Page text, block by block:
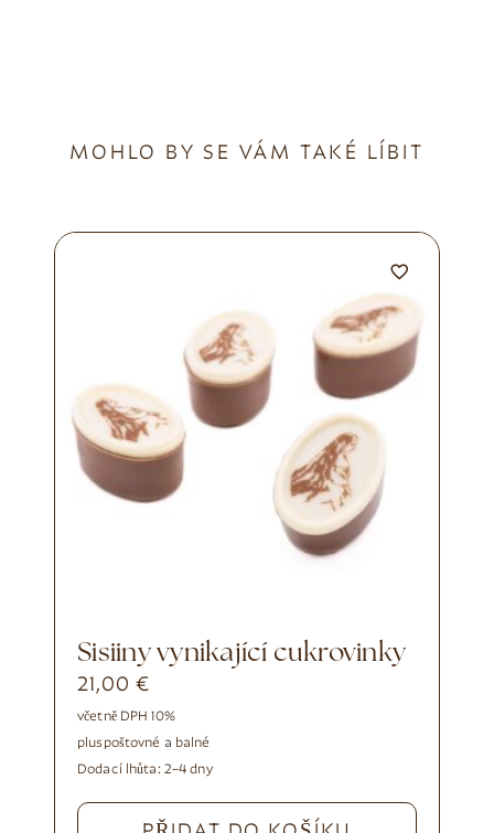
MOHLO BY SE VÁM TAKÉ LÍBIT
Sisiiny vynikající cukrovinky
21,00 €
včetně DPH 10%
pluspoštovné a balné
Dodací lhůta: 2–4 dny